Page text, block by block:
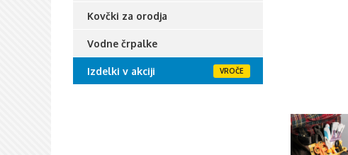
Kovčki za orodja
Vodne črpalke
Izdelki v akciji